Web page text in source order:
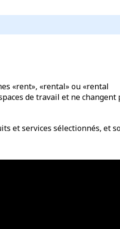
«rent», «rental» ou «rental
de travail et ne changent
et services sélectionnés, et